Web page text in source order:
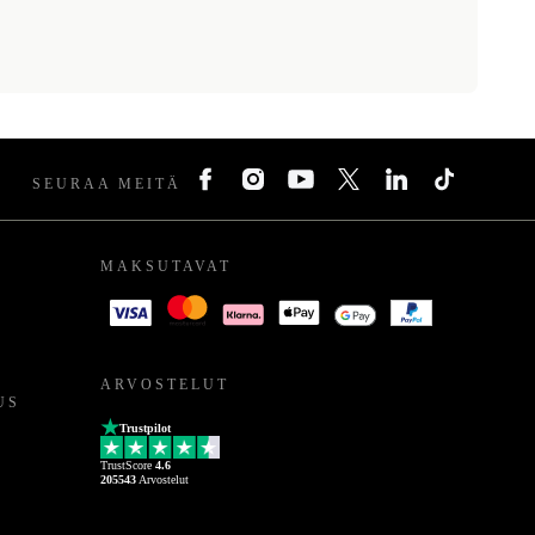
SEURAA MEITÄ
MAKSUTAVAT
ARVOSTELUT
Trustpilot
TrustScore 4.6
205543 Arvostelut